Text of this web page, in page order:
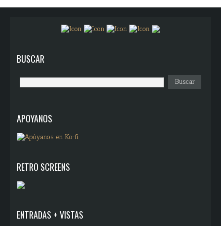
BUSCAR
APOYANOS
RETRO SCREENS
ENTRADAS + VISTAS